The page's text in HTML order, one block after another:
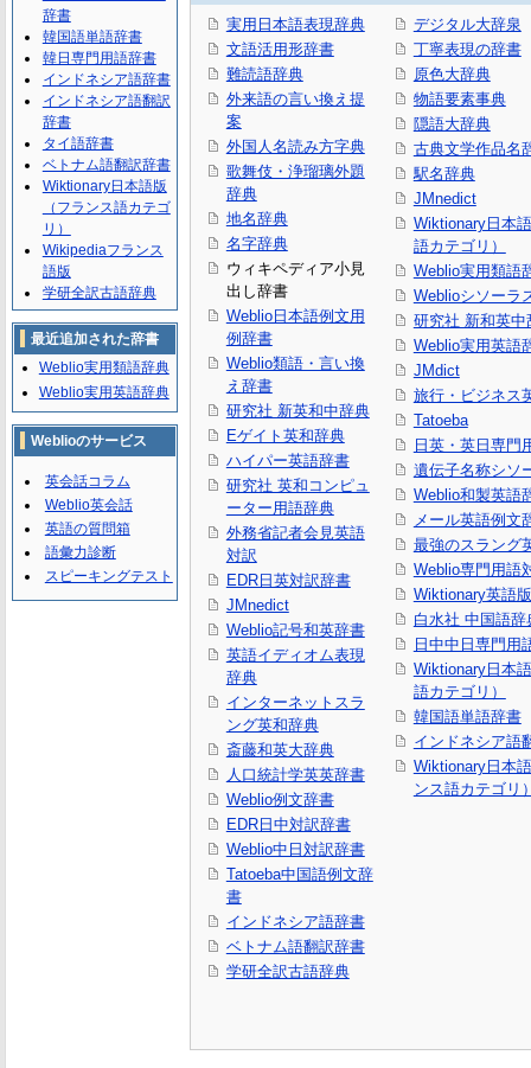
実用日本語表現辞典
文語活用形辞書
難読語辞典
外来語の言い換え提
案
外国人名読み方字典
歌舞伎・浄瑠璃外題
辞典
地名辞典
名字辞典
ウィキペディア小見
出し辞書
Weblio日本語例文用
例辞書
Weblio類語・言い換
え辞書
研究社 新英和中辞典
Eゲイト英和辞典
ハイパー英語辞書
研究社 英和コンピュ
ーター用語辞典
外務省記者会見英語
対訳
EDR日英対訳辞書
JMnedict
Weblio記号和英辞書
英語イディオム表現
辞典
インターネットスラ
ング英和辞典
斎藤和英大辞典
人口統計学英英辞書
Weblio例文辞書
EDR日中対訳辞書
Weblio中日対訳辞書
Tatoeba中国語例文辞
書
インドネシア語辞書
ベトナム語翻訳辞書
学研全訳古語辞典
デジタル大辞泉
丁寧表現の辞書
原色大辞典
物語要素事典
隠語大辞典
古典文学作品名
駅名辞典
JMnedict
Wiktionary日本
語カテゴリ）
Weblio実用類語
Weblioシソーラ
研究社 新和英中
Weblio実用英語
JMdict
旅行・ビジネス
Tatoeba
日英・英日専門
遺伝子名称シソ
Weblio和製英語
メール英語例文
最強のスラング
Weblio専門用語
Wiktionary英語版
白水社 中国語辞
日中中日専門用
Wiktionary日本
語カテゴリ）
韓国語単語辞書
インドネシア語
Wiktionary日本
ンス語カテゴリ
辞書
韓国語単語辞書
韓日専門用語辞書
インドネシア語辞書
インドネシア語翻訳
辞書
タイ語辞書
ベトナム語翻訳辞書
Wiktionary日本語版
（フランス語カテゴ
リ）
Wikipediaフランス
語版
学研全訳古語辞典
最近追加された辞書
Weblio実用類語辞典
Weblio実用英語辞典
Weblioのサービス
英会話コラム
Weblio英会話
英語の質問箱
語彙力診断
スピーキングテスト